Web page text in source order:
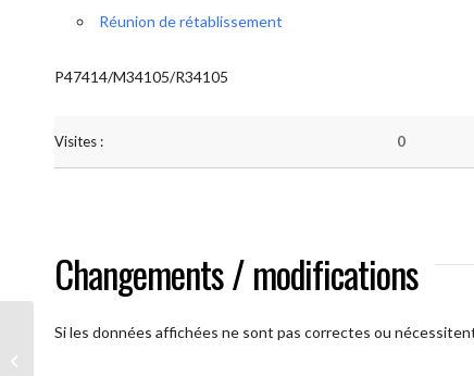
Réunion de rétablissement
P47414/M34105/R34105
Visites : 0
Changements / modifications
Si les données affichées ne sont pas correctes ou